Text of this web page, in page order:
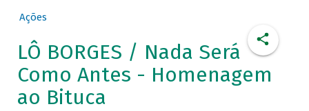
Ações
LÔ BORGES / Nada Será
Como Antes - Homenagem
ao Bituca